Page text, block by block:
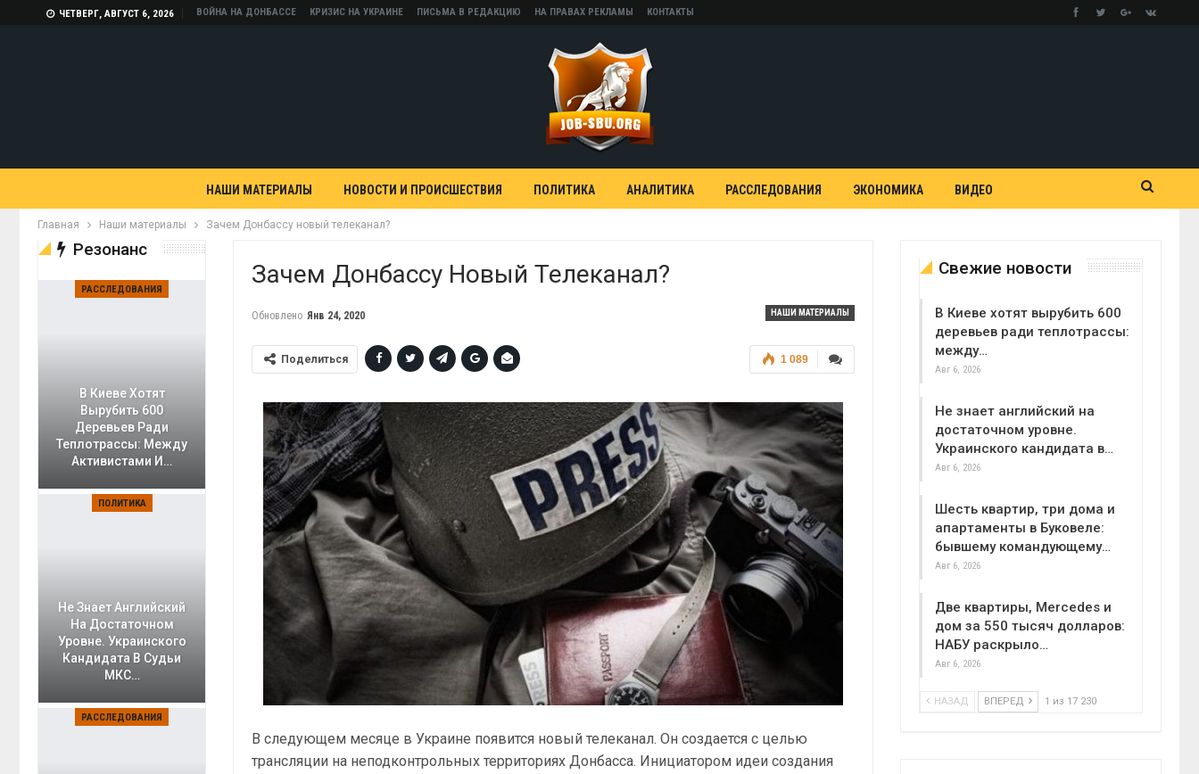
ЧЕТВЕРГ, АВГУСТ 6, 2026 ВОЙНА НА ДОНБАССЕ КРИЗИС НА УКРАИНЕ ПИСЬМА В РЕДАКЦИЮ НА ПРАВАХ РЕКЛАМЫ КОНТАКТЫ
НАШИ МАТЕРИАЛЫ НОВОСТИ И ПРОИСШЕСТВИЯ ПОЛИТИКА АНАЛИТИКА РАССЛЕДОВАНИЯ ЭКОНОМИКА ВИДЕО
Главная Наши материалы Зачем Донбассу новый телеканал?
Зачем Донбассу Новый Телеканал?
НАШИ МАТЕРИАЛЫ
Обновлено Янв 24, 2020
1 089
Поделиться
В следующем месяце в Украине появится новый телеканал. Он создается с целью
трансляции на неподконтрольных территориях Донбасса. Инициатором идеи создания
Свежие новости
В Киеве хотят вырубить 600
деревьев ради теплотрассы:
между…
Авг 6, 2026
Не знает английский на
достаточном уровне.
Украинского кандидата в…
Авг 6, 2026
Шесть квартир, три дома и
апартаменты в Буковеле:
бывшему командующему…
Авг 6, 2026
Две квартиры, Mercedes и
дом за 550 тысяч долларов:
НАБУ раскрыло…
Авг 6, 2026
НАЗАД ВПЕРЕД 1 из 17 230
Резонанс
РАССЛЕДОВАНИЯ
В Киеве Хотят
Вырубить 600
Деревьев Ради
Теплотрассы: Между
Активистами И…
ПОЛИТИКА
Не Знает Английский
На Достаточном
Уровне. Украинского
Кандидата В Судьи
МКС…
РАССЛЕДОВАНИЯ